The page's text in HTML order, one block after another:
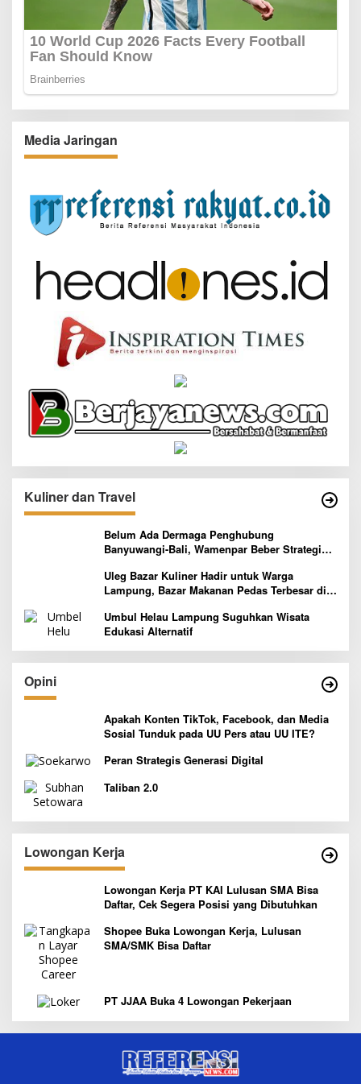
Media Jaringan
Kuliner dan Travel
Belum Ada Dermaga Penghubung
Banyuwangi-Bali, Wamenpar Beber Strategi
Uleg Bazar Kuliner Hadir untuk Warga
Lampung, Bazar Makanan Pedas Terbesar di
Umbul Helau Lampung Suguhkan Wisata
Edukasi Alternatif
Opini
Apakah Konten TikTok, Facebook, dan Media
Sosial Tunduk pada UU Pers atau UU ITE?
Peran Strategis Generasi Digital
Taliban 2.0
Lowongan Kerja
Lowongan Kerja PT KAI Lulusan SMA Bisa
Daftar, Cek Segera Posisi yang Dibutuhkan
Shopee Buka Lowongan Kerja, Lulusan
SMA/SMK Bisa Daftar
PT JJAA Buka 4 Lowongan Pekerjaan